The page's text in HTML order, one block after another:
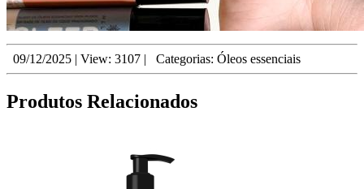
09/12/2025 | View: 3107 | Categorias: Óleos essenciais
Produtos Relacionados